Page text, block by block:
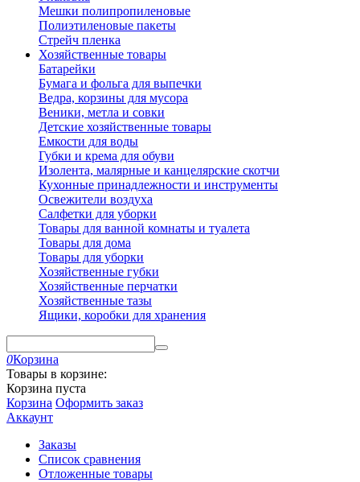
Мешки полипропиленовые
Полиэтиленовые пакеты
Стрейч пленка
Хозяйственные товары
Батарейки
Бумага и фольга для выпечки
Ведра, корзины для мусора
Веники, метла и совки
Детские хозяйственные товары
Емкости для воды
Губки и крема для обуви
Изолента, малярные и канцелярские скотчи
Кухонные принадлежности и инструменты
Освежители воздуха
Салфетки для уборки
Товары для ванной комнаты и туалета
Товары для дома
Товары для уборки
Хозяйственные губки
Хозяйственные перчатки
Хозяйственные тазы
Ящики, коробки для хранения
0Корзина
Товары в корзине:
Корзина пуста
Корзина Оформить заказ
Аккаунт
Заказы
Список сравнения
Отложенные товары